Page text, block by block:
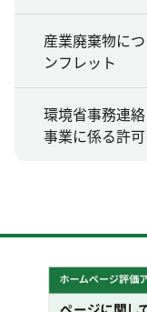
産業廃棄物に
ンフレット
環境省事務連
事業に係る許